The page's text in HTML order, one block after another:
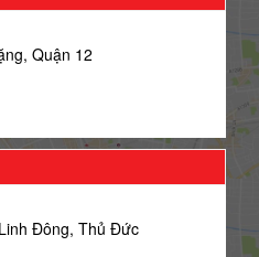
Quận 12
Đông, Thủ Đức